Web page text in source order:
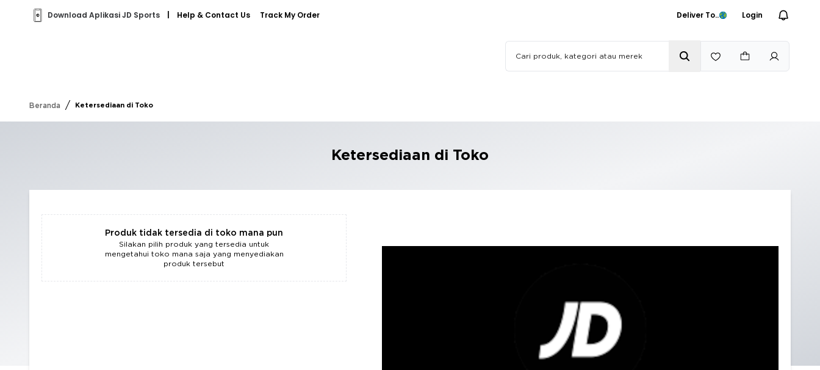
Download Aplikasi JD Sports Help & Contact Us Track My Order Deliver To.. Login
Beranda / Ketersediaan di Toko
Ketersediaan di Toko
Produk tidak tersedia di toko mana pun
Silakan pilih produk yang tersedia untuk
mengetahui toko mana saja yang menyediakan
produk tersebut